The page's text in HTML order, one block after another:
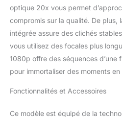
optique 20x vous permet
compromis sur la qualité. De plus,
intégrée assure des clichés
vous utilisez des focales plus
1080p offre des séquences d’une
pour immortaliser des moments
Fonctionnalités et Accessoires
Ce modèle est équipé de la